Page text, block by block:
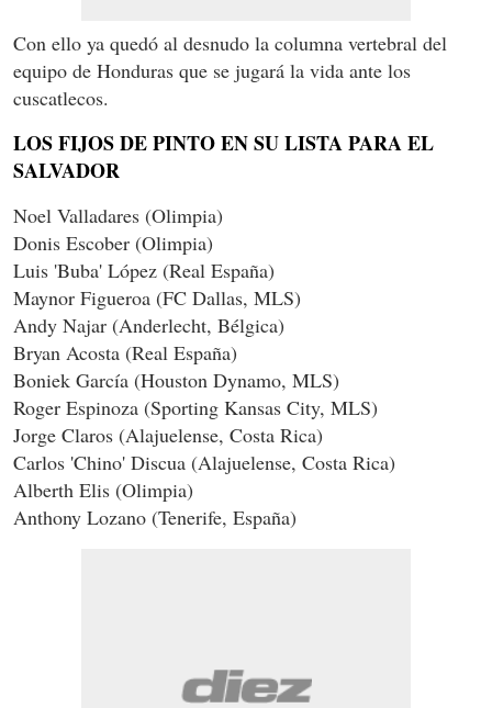
Con ello ya quedó al desnudo la columna vertebral del
equipo de Honduras que se jugará la vida ante los
cuscatlecos.
LOS FIJOS DE PINTO EN SU LISTA PARA EL
SALVADOR
Noel Valladares (Olimpia)
Donis Escober (Olimpia)
Luis 'Buba' López (Real España)
Maynor Figueroa (FC Dallas, MLS)
Andy Najar (Anderlecht, Bélgica)
Bryan Acosta (Real España)
Boniek García (Houston Dynamo, MLS)
Roger Espinoza (Sporting Kansas City, MLS)
Jorge Claros (Alajuelense, Costa Rica)
Carlos 'Chino' Discua (Alajuelense, Costa Rica)
Alberth Elis (Olimpia)
Anthony Lozano (Tenerife, España)